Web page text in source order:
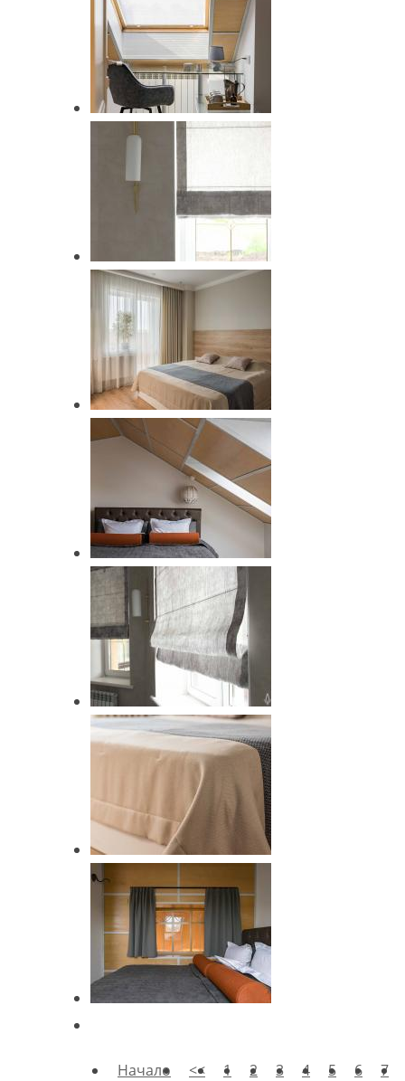
Начало << 1 2 3 4 5 6 7